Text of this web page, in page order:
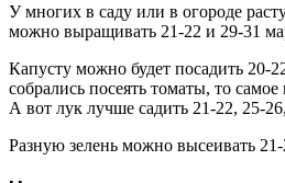
У многих в саду или в огороде
можно выращивать 21-22 и 29-31
Капусту можно будет посадить 20-
собрались посеять томаты, то
А вот лук лучше садить 21-22, 25-
Разную зелень можно высеивать